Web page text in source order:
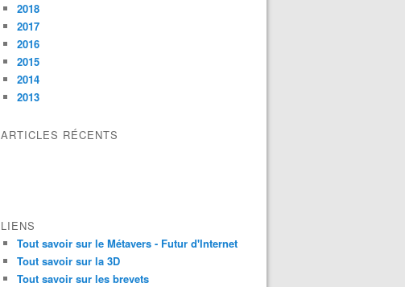
2018
2017
2016
2015
2014
2013
ARTICLES RÉCENTS
LIENS
Tout savoir sur le Métavers - Futur d'Internet
Tout savoir sur la 3D
Tout savoir sur les brevets